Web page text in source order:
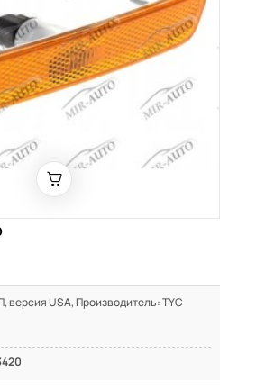
версия USA, Производитель: TYC